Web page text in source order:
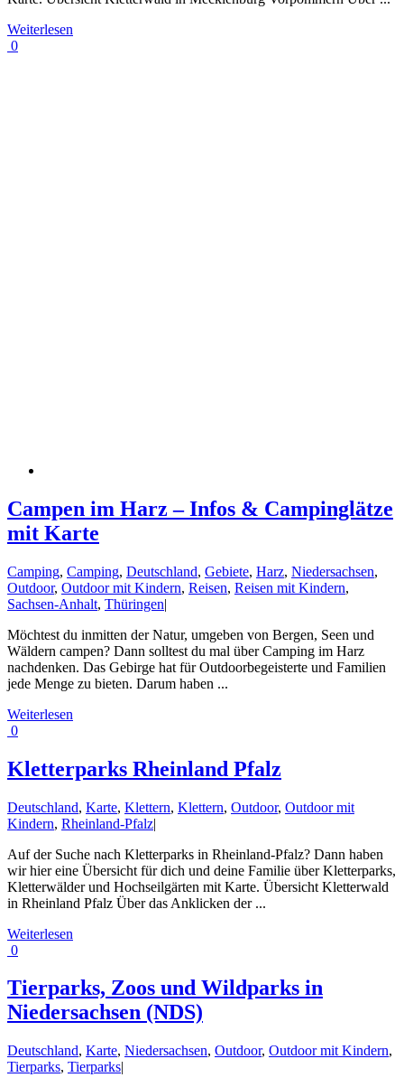
Weiterlesen
0
Campen im Harz – Infos & Campinglätze
mit Karte
Camping, Camping, Deutschland, Gebiete, Harz, Niedersachsen,
Outdoor, Outdoor mit Kindern, Reisen, Reisen mit Kindern,
Sachsen-Anhalt, Thüringen|
Möchtest du inmitten der Natur, umgeben von Bergen, Seen und
Wäldern campen? Dann solltest du mal über Camping im Harz
nachdenken. Das Gebirge hat für Outdoorbegeisterte und Familien
jede Menge zu bieten. Darum haben ...
Weiterlesen
0
Kletterparks Rheinland Pfalz
Deutschland, Karte, Klettern, Klettern, Outdoor, Outdoor mit
Kindern, Rheinland-Pfalz|
Auf der Suche nach Kletterparks in Rheinland-Pfalz? Dann haben
wir hier eine Übersicht für dich und deine Familie über Kletterparks,
Kletterwälder und Hochseilgärten mit Karte. Übersicht Kletterwald
in Rheinland Pfalz Über das Anklicken der ...
Weiterlesen
0
Tierparks, Zoos und Wildparks in
Niedersachsen (NDS)
Deutschland, Karte, Niedersachsen, Outdoor, Outdoor mit Kindern,
Tierparks, Tierparks|